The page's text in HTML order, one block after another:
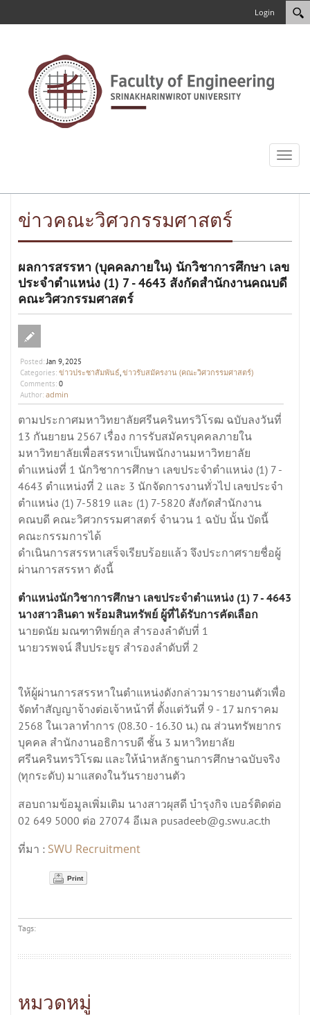
Login
Toggle
ข่าวคณะวิศวกรรมศาสตร์
ผลการสรรหา (บุคคลภายใน) นักวิชาการศึกษา เลข
ประจำตำแหน่ง (1) 7 - 4643 สังกัดสำนักงานคณบดี
คณะวิศวกรรมศาสตร์
Posted:Jan 9, 2025
Categories: ข่าวประชาสัมพันธ์,ข่าวรับสมัครงาน (คณะวิศวกรรมศาสตร์)
Comments: 0
Author: admin
ตามประกาศมหาวิทยาลัยศรีนครินทรวิโรฒ ฉบับลงวันที่
13 กันยายน 2567 เรื่อง การรับสมัครบุคคลภายใน
มหาวิทยาลัยเพื่อสรรหาเป็นพนักงานมหาวิทยาลัย
ตำแหน่งที่ 1 นักวิชาการศึกษา เลขประจำตำแหน่ง (1) 7 -
4643 ตำแหน่งที่ 2 และ 3 นักจัดการงานทั่วไป เลขประจำ
ตำแหน่ง (1) 7-5819 และ (1) 7-5820 สังกัดสำนักงาน
คณบดี คณะวิศวกรรมศาสตร์ จำนวน 1 ฉบับ นั้น บัดนี้
คณะกรรมการได้
ดำเนินการสรรหาเสร็จเรียบร้อยแล้ว จึงประกาศรายชื่อผู้
ผ่านการสรรหา ดังนี้
ตำแหน่งนักวิชาการศึกษา เลขประจำตำแหน่ง (1) 7 - 4643
นางสาวลินดา พร้อมสินทรัพย์ ผู้ที่ได้รับการคัดเลือก
นายดนัย มณฑาทิพย์กุล สำรองลำดับที่ 1
นายวรพจน์ สืบประยูร สำรองลำดับที่ 2
ให้ผู้ผ่านการสรรหาในตำแหน่งดังกล่าวมารายงานตัวเพื่อ
จัดทำสัญญาจ้างต่อเจ้าหน้าที่ ตั้งแต่วันที่ 9 - 17 มกราคม
2568 ในเวลาทำการ (08.30 - 16.30 น.) ณ ส่วนทรัพยากร
บุคคล สำนักงานอธิการบดี ชั้น 3 มหาวิทยาลัย
ศรีนครินทรวิโรฒ และให้นำหลักฐานการศึกษาฉบับจริง
(ทุกระดับ) มาแสดงในวันรายงานตัว
สอบถามข้อมูลเพิ่มเติม นางสาวผุสดี บำรุงกิจ เบอร์ติดต่อ
02 649 5000 ต่อ 27074 อีเมล pusadeeb@g.swu.ac.th
ที่มา : SWU Recruitment
Print
Tags:
หมวดหมู่